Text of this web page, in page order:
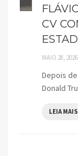
CV
MAIO 28, 2026
Depois
Donald
LEIA MAIS